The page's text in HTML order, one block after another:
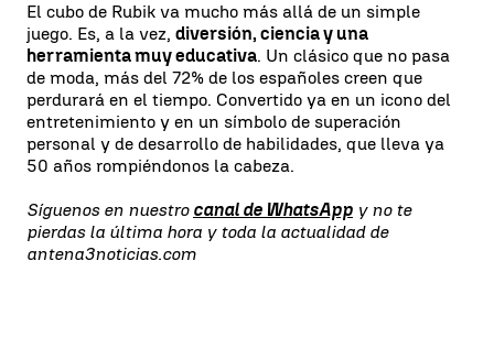
El cubo de Rubik va mucho más allá de un simple
juego. Es, a la vez, diversión, ciencia y una
herramienta muy educativa. Un clásico que no pasa
de moda, más del 72% de los españoles creen que
perdurará en el tiempo. Convertido ya en un icono del
entretenimiento y en un símbolo de superación
personal y de desarrollo de habilidades, que lleva ya
50 años rompiéndonos la cabeza.
Síguenos en nuestro canal de WhatsApp y no te
pierdas la última hora y toda la actualidad de
antena3noticias.com